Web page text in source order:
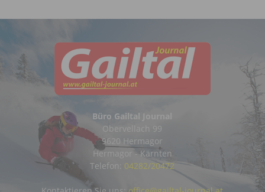
Büro Gailtal Journal
Obervellach 99
9620 Hermagor
Hermagor - Kärnten
Telefon: 04282/20472